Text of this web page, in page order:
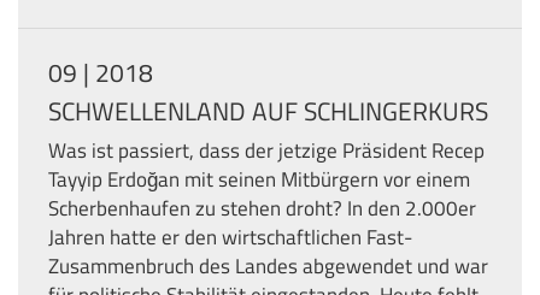
09 | 2018
SCHWELLENLAND AUF SCHLINGERKURS
Was ist passiert, dass der jetzige Präsident Recep
Tayyip Erdoğan mit seinen Mitbürgern vor einem
Scherbenhaufen zu stehen droht? In den 2.000er
Jahren hatte er den wirtschaftlichen Fast-
Zusammenbruch des Landes abgewendet und war